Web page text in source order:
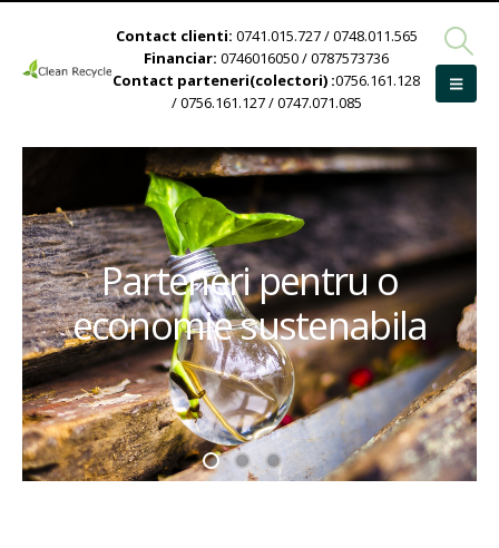
Contact clienti: 0741.015.727 / 0748.011.565
Financiar: 0746016050 / 0787573736
Contact parteneri(colectori) :0756.161.128
/ 0756.161.127 / 0747.071.085
Parteneri pentru o
economie sustenabila